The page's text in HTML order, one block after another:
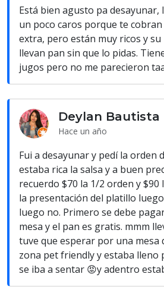
Está bien agusto pa desayunar,
un poco caros porque te
extra, pero están muy ricos y su
llevan pan sin que lo pidas.
jugos pero no me parecieron
Deylan Bautista
Hace un año
Fui a desayunar y pedí la orden
estaba rica la salsa y a buen
recuerdo $70 la 1/2 orden y $90
la presentación del platillo
luego no. Primero se debe
mesa y el pan es gratis. mmm
tuve que esperar por una mesa
zona pet friendly y estaba lleno
se iba a sentar 😡y adentro